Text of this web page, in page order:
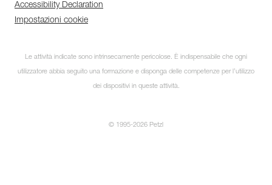
Accessibility Declaration
Impostazioni cookie
Le attività indicate sono intrinsecamente pericolose. È indispensabile che ogni
utilizzatore abbia seguito una formazione e disponga delle competenze per l’utilizzo
dei dispositivi in queste attività.
© 1995-2026 Petzl